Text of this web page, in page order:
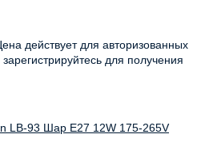
действует для авторизованных
для получения